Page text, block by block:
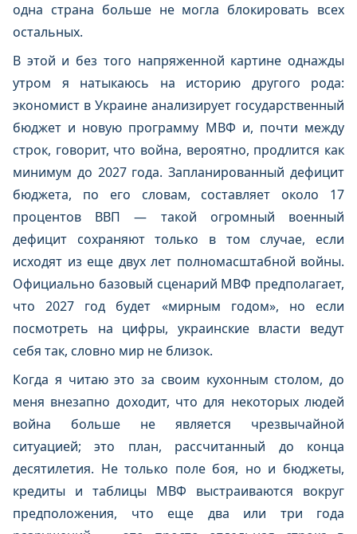
одна страна больше не могла блокировать всех
остальных.
В этой и без того напряженной картине однажды
утром я натыкаюсь на историю другого рода:
экономист в Украине анализирует государственный
бюджет и новую программу МВФ и, почти между
строк, говорит, что война, вероятно, продлится как
минимум до 2027 года. Запланированный дефицит
бюджета, по его словам, составляет около 17
процентов ВВП — такой огромный военный
дефицит сохраняют только в том случае, если
исходят из еще двух лет полномасштабной войны.
Официально базовый сценарий МВФ предполагает,
что 2027 год будет «мирным годом», но если
посмотреть на цифры, украинские власти ведут
себя так, словно мир не близок.
Когда я читаю это за своим кухонным столом, до
меня внезапно доходит, что для некоторых людей
война больше не является чрезвычайной
ситуацией; это план, рассчитанный до конца
десятилетия. Не только поле боя, но и бюджеты,
кредиты и таблицы МВФ выстраиваются вокруг
предположения, что еще два или три года